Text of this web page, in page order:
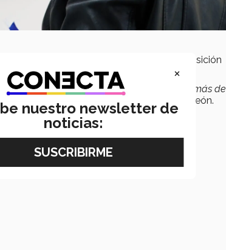
que componen la exposición
del país.
jóvenes en un 70% , puesto que recibimos más de
Festival de Fotografía Internacional en León.
del concurso se encontraron:
×
nuestro newsletter de
noticias: